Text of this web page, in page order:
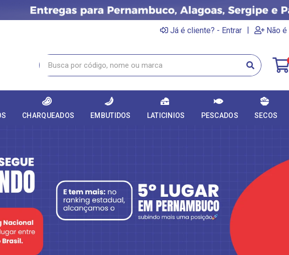
Já é cliente? - Entrar | Não
CHARQUEADOS EMBUTIDOS LATICINIOS PESCADOS SECOS